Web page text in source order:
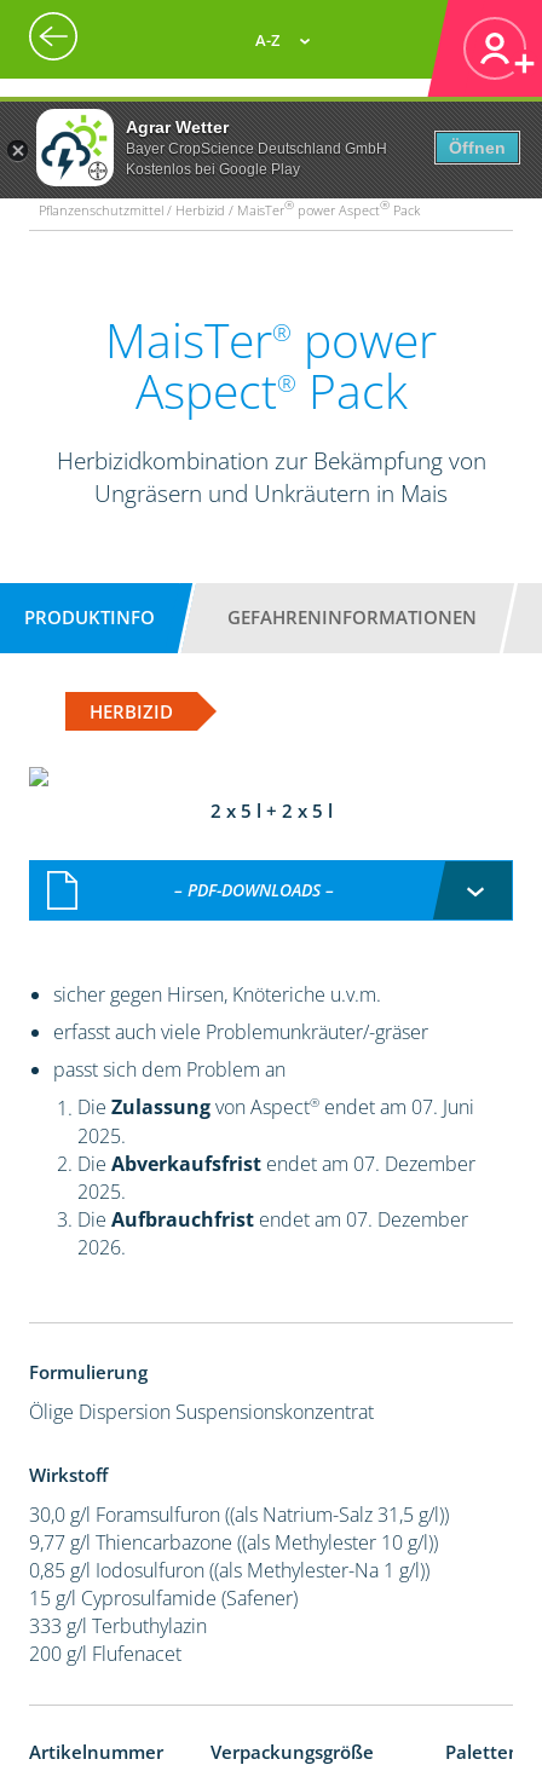
Agrar Wetter
Bayer CropScience Deutschland GmbH
Kostenlos bei Google Play
Öffnen
A-Z
Pflanzenschutzmittel / Herbizid / MaisTer® power Aspect® Pack
MaisTer® power
Aspect® Pack
Herbizidkombination zur Bekämpfung von
Ungräsern und Unkräutern in Mais
PRODUKTINFO GEFAHRENINFORMATIONEN
HERBIZID
2 x 5 l + 2 x 5 l
– PDF-DOWNLOADS –
sicher gegen Hirsen, Knöteriche u.v.m.
erfasst auch viele Problemunkräuter/-gräser
passt sich dem Problem an
Die Zulassungvon Aspect®endet am 07. Juni
2025.
Die Abverkaufsfrist endet am 07. Dezember
2025.
Die Aufbrauchfrist endet am 07. Dezember
2026.
Formulierung
Ölige Dispersion Suspensionskonzentrat
Wirkstoff
30,0 g/l Foramsulfuron ((als Natrium-Salz 31,5 g/l))
9,77 g/l Thiencarbazone ((als Methylester 10 g/l))
0,85 g/l Iodosulfuron ((als Methylester-Na 1 g/l))
15 g/l Cyprosulfamide (Safener)
333 g/l Terbuthylazin
200 g/l Flufenacet
Artikelnummer Verpackungsgröße